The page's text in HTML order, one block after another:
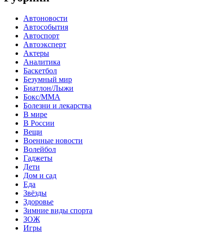
Автоновости
Автособытия
Автоспорт
Автоэксперт
Актеры
Аналитика
Баскетбол
Безумный мир
Биатлон/Лыжи
Бокс/MMA
Болезни и лекарства
В мире
В России
Вещи
Военные новости
Волейбол
Гаджеты
Дети
Дом и сад
Еда
Звёзды
Здоровье
Зимние виды спорта
ЗОЖ
Игры